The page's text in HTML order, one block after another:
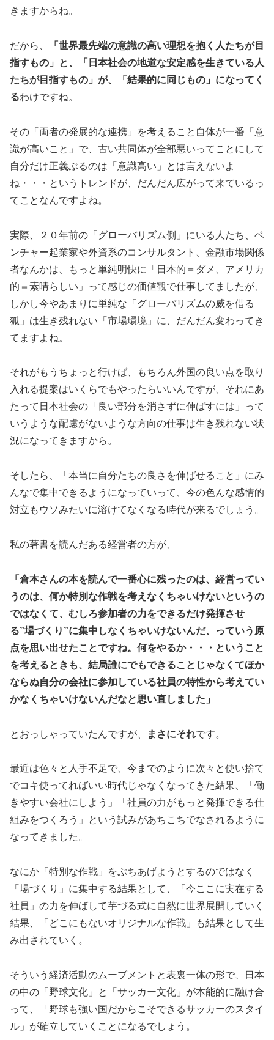
きますからね。
だから、
「世界最先端の意識の高い理想を抱く人たちが目
指すもの」と、「日本社会の地道な安定感を生きている人
たちが目指すもの」が、「結果的に同じもの」になってく
るわけですね。
その「両者の発展的な連携」を考えること自体が一番「意
識が高いこと」で、古い共同体が全部悪いってことにして
自分だけ正義ぶるのは「意識高い」とは言えないよ
ね・・・というトレンドが、だんだん広がって来ているっ
てことなんですよね。
実際、２０年前の「グローバリズム側」にいる人たち、ベ
ンチャー起業家や外資系のコンサルタント、金融市場関係
者なんかは、もっと単純明快に「日本的＝ダメ、アメリカ
的＝素晴らしい」って感じの価値観で仕事してましたが、
しかし今やあまりに単純な「グローバリズムの威を借る
狐」は生き残れない「市場環境」に、だんだん変わってき
てますよね。
それがもうちょっと行けば、もちろん外国の良い点を取り
入れる提案はいくらでもやったらいいんですが、それにあ
たって日本社会の「良い部分を消さずに伸ばすには」って
いうような配慮がないような方向の仕事は生き残れない状
況になってきますから。
そしたら、「本当に自分たちの良さを伸ばせること」にみ
んなで集中できるようになっていって、今の色んな感情的
対立もウソみたいに溶けてなくなる時代が来るでしょう。
私の著書を読んだある経営者の方が、
「倉本さんの本を読んで一番心に残ったのは、経営ってい
うのは、何か特別な作戦を考えなくちゃいけないというの
ではなくて、むしろ参加者の力をできるだけ発揮させ
る”場づくり”に集中しなくちゃいけないんだ、っていう原
点を思い出せたことですね。何をやるか・・・ということ
を考えるときも、結局誰にでもできることじゃなくてほか
ならぬ自分の会社に参加している社員の特性から考えてい
かなくちゃいけないんだなと思い直しました」
とおっしゃっていたんですが、 まさにそれです。
最近は色々と人手不足で、今までのように次々と使い捨て
でコキ使ってればいい時代じゃなくなってきた結果、「働
きやすい会社にしよう」「社員の力がもっと発揮できる仕
組みをつくろう」という試みがあちこちでなされるように
なってきました。
なにか「特別な作戦」をぶちあげようとするのではなく
「場づくり」に集中する結果として、「今ここに実在する
社員」の力を伸ばして芋づる式に自然に世界展開していく
結果、「どこにもないオリジナルな作戦」も結果として生
み出されていく。
そういう経済活動のムーブメントと表裏一体の形で、日本
の中の「野球文化」と「サッカー文化」が本能的に融け合
って、「野球も強い国だからこそできるサッカーのスタイ
ル」が確立していくことになるでしょう。